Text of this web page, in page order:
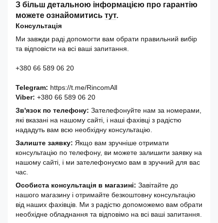
З більш детальною інформацією про гарантію
можете ознайомитись тут.
Консультація
Ми завжди раді допомогти вам обрати правильний вибір
та відповісти на всі ваші запитання.
+380 66 589 06 20
Telegram: https://t.me/RincomAll
Viber: +380 66 589 06 20
Зв'язок по телефону: Зателефонуйте нам за номерами,
які вказані на нашому сайті, і наші фахівці з радістю
нададуть вам всю необхідну консультацію.
Залиште заявку: Якщо вам зручніше отримати
консультацію по телефону, ви можете залишити заявку на
нашому сайті, і ми зателефонуємо вам в зручний для вас
час.
Особиста консультація в магазині: Завітайте до
нашого магазину і отримайте безкоштовну консультацію
від наших фахівців. Ми з радістю допоможемо вам обрати
необхідне обладнання та відповімо на всі ваші запитання.